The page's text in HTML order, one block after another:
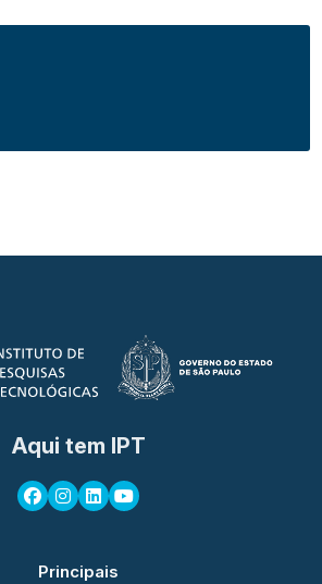
Aqui tem IPT
Principais